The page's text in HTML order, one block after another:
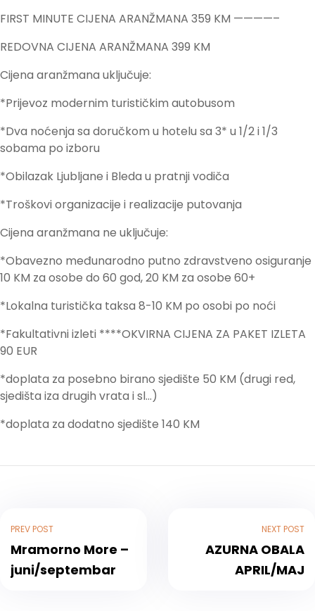
FIRST MINUTE CIJENA ARANŽMANA 359 KM ————–
REDOVNA CIJENA ARANŽMANA 399 KM
Cijena aranžmana uključuje:
*Prijevoz modernim turističkim autobusom
*Dva noćenja sa doručkom u hotelu sa 3* u 1/2 i 1/3
sobama po izboru
*Obilazak Ljubljane i Bleda u pratnji vodiča
*Troškovi organizacije i realizacije putovanja
Cijena aranžmana ne uključuje:
*Obavezno međunarodno putno zdravstveno osiguranje
10 KM za osobe do 60 god, 20 KM za osobe 60+
*Lokalna turistička taksa 8-10 KM po osobi po noći
*Fakultativni izleti ****OKVIRNA CIJENA ZA PAKET IZLETA
90 EUR
*doplata za posebno birano sjedište 50 KM (drugi red,
sjedišta iza drugih vrata i sl…)
*doplata za dodatno sjedište 140 KM
PREV POST
Mramorno More –
juni/septembar
NEXT POST
AZURNA OBALA
APRIL/MAJ